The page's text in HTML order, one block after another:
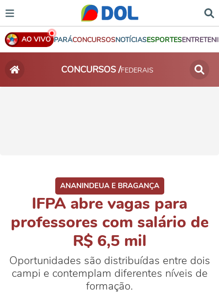
AO VIVO PARÁCONCURSOSNOTÍCIASESPORTES
CONCURSOS /FEDERAIS
ANANINDEUA E BRAGANÇA
IFPA abre vagas para
professores com salário de
R$ 6,5 mil
Oportunidades são distribuídas entre dois
campi e contemplam diferentes níveis de
formação.